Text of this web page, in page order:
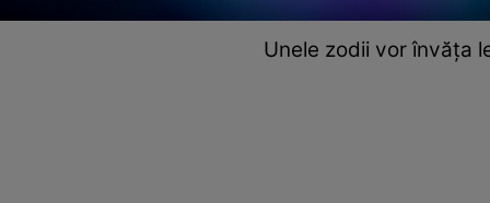
Unele zodii vor învăța